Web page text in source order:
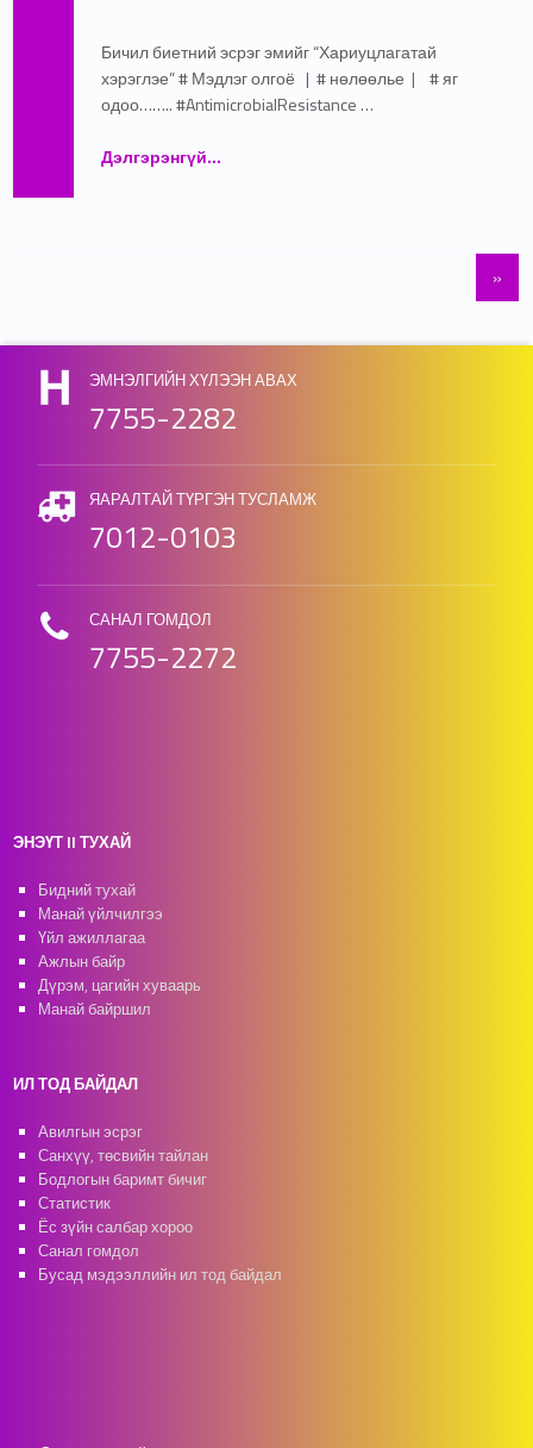
Бичил биетний эсрэг эмийг “Хариуцлагатай
хэрэглэе” # Мэдлэг олгоё | # нөлөөлье | # яг
одоо…….. #AntimicrobialResistance …
Дэлгэрэнгүй“Бичил биетний эсрэг эмийг”Хариуцлагатай хэрэглэе””
…
»
ЭМНЭЛГИЙН ХҮЛЭЭН АВАХ
7755-2282
ЯАРАЛТАЙ ТҮРГЭН ТУСЛАМЖ
7012-0103
САНАЛ ГОМДОЛ
7755-2272
ЭНЭҮТ II ТУХАЙ
Бидний тухай
Манай үйлчилгээ
Үйл ажиллагаа
Ажлын байр
Дүрэм, цагийн хуваарь
Манай байршил
ИЛ ТОД БАЙДАЛ
Авилгын эсрэг
Санхүү, төсвийн тайлан
Бодлогын баримт бичиг
Статистик
Ёс зүйн салбар хороо
Санал гомдол
Бусад мэдээллийн ил тод байдал